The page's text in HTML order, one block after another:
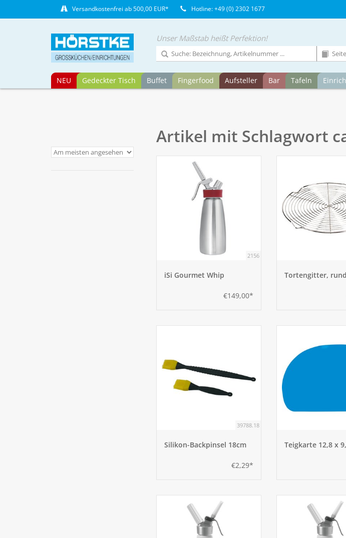
Versandkostenfrei ab 500,00 EUR* Hotline: +49 (0) 2302 1677
Unser Maßstab heißt Perfektion!
NEU Gedeckter Tisch Buffet Fingerfood Aufsteller Bar Tafeln
Artikel mit Schlagwort
2156
iSi Gourmet Whip
€149,00*
Tortengitter, rund
39788.18
Silikon-Backpinsel 18cm
€2,29*
Teigkarte 12,8 x